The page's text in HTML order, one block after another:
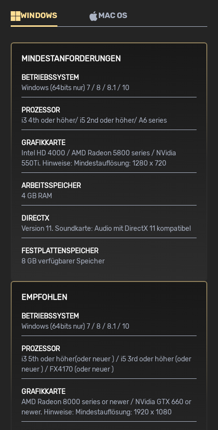
WINDOWS MAC OS
MINDESTANFORDERUNGEN
BETRIEBSSYSTEM
Windows (64bits nur) 7 / 8 / 8.1 / 10
PROZESSOR
i3 4th oder höher/ i5 2nd oder höher/ A6 series
GRAFIKKARTE
Intel HD 4000 / AMD Radeon 5800 series / NVidia
550Ti. Hinweise: Mindestauflösung: 1280 x 720
ARBEITSSPEICHER
4 GB RAM
DIRECTX
Version 11. Soundkarte: Audio mit DirectX 11 kompatibel
FESTPLATTENSPEICHER
8 GB verfügbarer Speicher
EMPFOHLEN
BETRIEBSSYSTEM
Windows (64bits nur) 7 / 8 / 8.1 / 10
PROZESSOR
i3 5th oder höher(oder neuer ) / i5 3rd oder höher (oder
neuer ) / FX4170 (oder neuer )
GRAFIKKARTE
AMD Radeon 8000 series or newer / NVidia GTX 660 or
newer. Hinweise: Mindestauflösung: 1920 x 1080